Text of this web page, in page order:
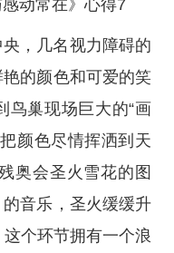
感动常在》心得7
，几名视力障碍的
的颜色和可爱的笑
鸟巢现场巨大的“画
颜色尽情挥洒到天
奥会圣火雪花的图
音乐，圣火缓缓升
个环节拥有一个浪